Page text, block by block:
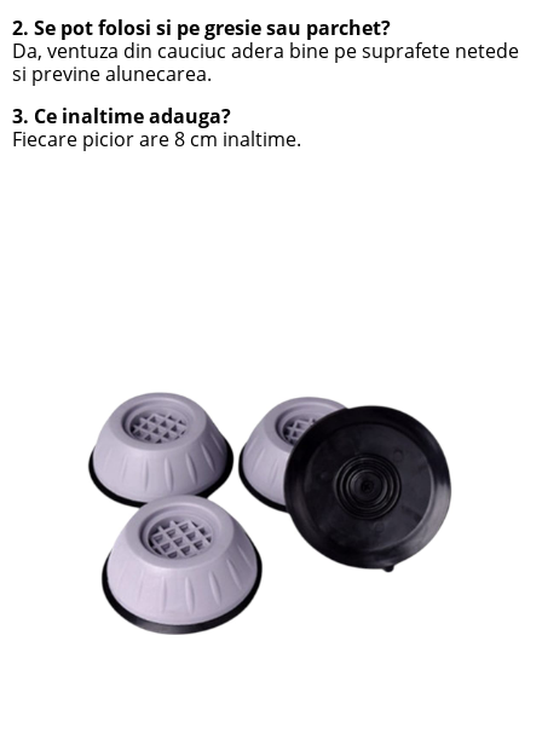
2. Se pot folosi si pe gresie sau parchet?
Da, ventuza din cauciuc adera bine pe suprafete netede
si previne alunecarea.
3. Ce inaltime adauga?
Fiecare picior are 8 cm inaltime.